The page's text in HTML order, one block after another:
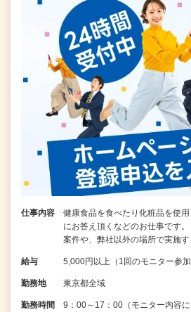
仕事内容
健康食品を食べたり化粧品を使
にお答え頂くなどのお仕事です
案件や、弊社以外の場所で実施
給与 5,000円以上（1回のモニター参
勤務地 東京都全域
勤務時間
9：00～17：00（モニター内容